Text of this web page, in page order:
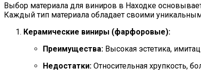
Выбор материала для виниров в Находке
Каждый тип материала обладает своими
Керамические виниры (фарфоровые):
Преимущества: Высокая эстетика,
Недостатки: Относительная хрупкость,